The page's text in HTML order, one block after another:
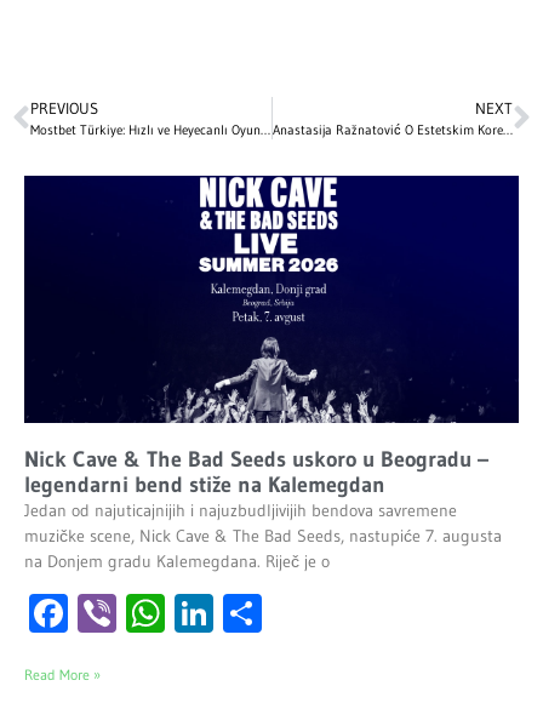
PREVIOUS
Mostbet Türkiye: Hızlı ve Heyecanlı Oyun Deneyimi
NEXT
Anastasija Ražnatović O Estetskim Korekcijama: Iskreno o Svojoj Transformaciji
Nick Cave & The Bad Seeds uskoro u Beogradu –
legendarni bend stiže na Kalemegdan
Jedan od najuticajnijih i najuzbudljivijih bendova savremene
muzičke scene, Nick Cave & The Bad Seeds, nastupiće 7. augusta
na Donjem gradu Kalemegdana. Riječ je o
Facebook
ViberWhatsApp
LinkedIn
Read More »